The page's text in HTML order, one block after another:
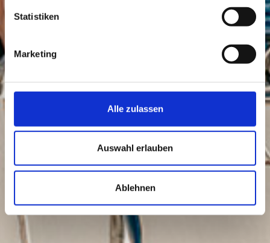
Statistiken
Marketing
Alle zulassen
Auswahl erlauben
Ablehnen